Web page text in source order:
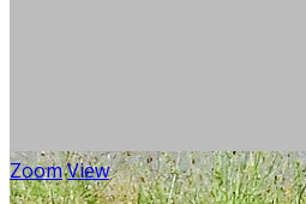
ZoomView